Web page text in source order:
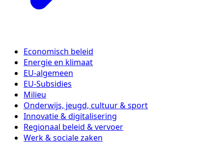
Economisch beleid
Energie en klimaat
EU-algemeen
EU-Subsidies
Milieu
Onderwijs, jeugd, cultuur & sport
Innovatie & digitalisering
Regionaal beleid & vervoer
Werk & sociale zaken